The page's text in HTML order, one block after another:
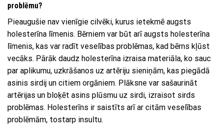
problēmu?
Pieaugušie nav vienīgie cilvēki, kurus ietekmē augsts
holesterīna līmenis. Bērniem var būt arī augsts holesterīna
līmenis, kas var radīt veselības problēmas, kad bērns kļūst
vecāks. Pārāk daudz holesterīna izraisa materiāla, ko sauc
par aplikumu, uzkrāšanos uz artēriju sieniņām, kas piegādā
asinis sirdij un citiem orgāniem. Plāksne var sašaurināt
artērijas un bloķēt asins plūsmu uz sirdi, izraisot sirds
problēmas. Holesterīns ir saistīts arī ar citām veselības
problēmām, tostarp insultu.